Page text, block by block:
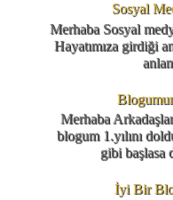
Sosyal
Merhaba Sosyal
Hayatımıza girdiği
Merhaba
blogum 1.yılını
gibi başlasa
İyi Bir